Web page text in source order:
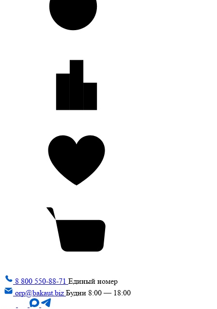
8 800 550-88-71 Единый номер
orp@bakaut.biz Будни 8:00 — 18:00